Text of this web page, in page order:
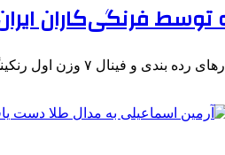
اتحادیه جهانی کشتی امروز در شهر اولان…